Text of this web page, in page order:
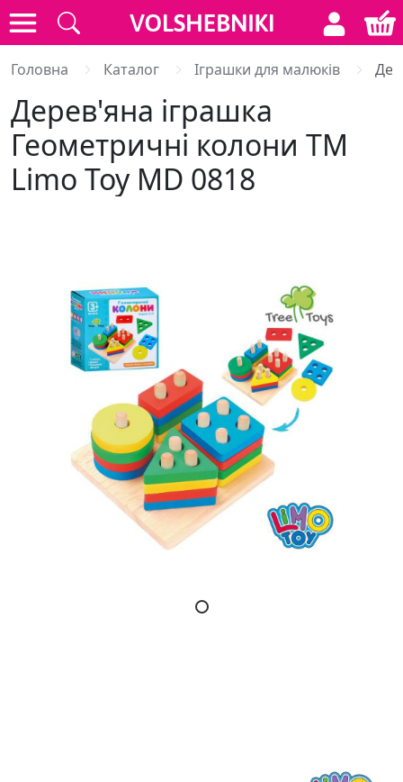
Головна Каталог Іграшки для малюків
Дерев'яна іграшка
Геометричні колони ТМ
Limo Toy MD 0818